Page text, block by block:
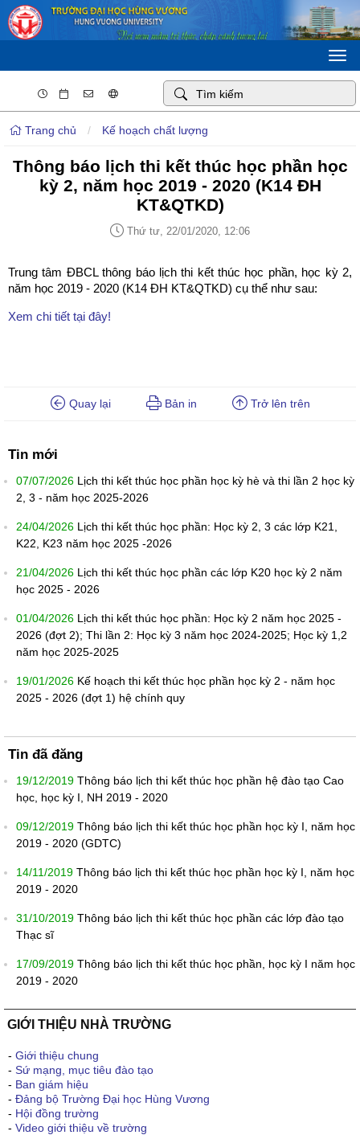
Trang chủ / Kế hoạch chất lượng
Thông báo lịch thi kết thúc học phần học
kỳ 2, năm học 2019 - 2020 (K14 ĐH
KT&QTKD)
Thứ tư, 22/01/2020, 12:06
Trung tâm ĐBCL thông báo lịch thi kết thúc học phần, học kỳ 2,
năm học 2019 - 2020 (K14 ĐH KT&QTKD) cụ thể như sau:
Xem chi tiết tại đây!
Quay lại Bản in Trở lên trên
Tin mới
07/07/2026 Lịch thi kết thúc học phần học kỳ hè và thi lần 2 học kỳ
2, 3 - năm học 2025-2026
24/04/2026 Lịch thi kết thúc học phần: Học kỳ 2, 3 các lớp K21,
K22, K23 năm học 2025 -2026
21/04/2026 Lịch thi kết thúc học phần các lớp K20 học kỳ 2 năm
học 2025 - 2026
01/04/2026 Lịch thi kết thúc học phần: Học kỳ 2 năm học 2025 -
2026 (đợt 2); Thi lần 2: Học kỳ 3 năm học 2024-2025; Học kỳ 1,2
năm học 2025-2025
19/01/2026 Kế hoạch thi kết thúc học phần học kỳ 2 - năm học
2025 - 2026 (đợt 1) hệ chính quy
Tin đã đăng
19/12/2019 Thông báo lịch thi kết thúc học phần hệ đào tạo Cao
học, học kỳ I, NH 2019 - 2020
09/12/2019 Thông báo lịch thi kết thúc học phần học kỳ I, năm học
2019 - 2020 (GDTC)
14/11/2019 Thông báo lịch thi kết thúc học phần học kỳ I, năm học
2019 - 2020
31/10/2019 Thông báo lịch thi kết thúc học phần các lớp đào tạo
Thạc sĩ
17/09/2019 Thông báo lịch thi kết thúc học phần, học kỳ I năm học
2019 - 2020
GIỚI THIỆU NHÀ TRƯỜNG
- Giới thiệu chung
- Sứ mạng, mục tiêu đào tạo
- Ban giám hiệu
- Đảng bộ Trường Đại học Hùng Vương
- Hội đồng trường
- Video giới thiệu về trường